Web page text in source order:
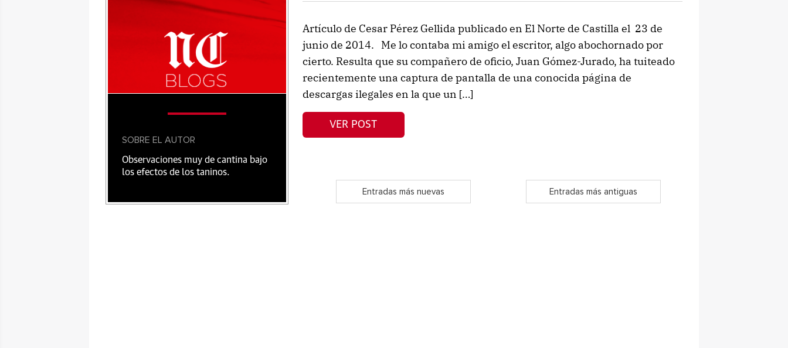
Artículo de Cesar Pérez Gellida publicado en El Norte de Castilla el 23 de
junio de 2014. Me lo contaba mi amigo el escritor, algo abochornado por
cierto. Resulta que su compañero de oficio, Juan Gómez-Jurado, ha tuiteado
recientemente una captura de pantalla de una conocida página de
descargas ilegales en la que un […]
VER POST
Entradas más nuevas Entradas más antiguas
SOBRE EL AUTOR
Observaciones muy de cantina bajo
los efectos de los taninos.